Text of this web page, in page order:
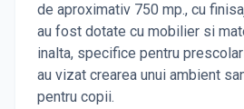
de aproximativ 750 mp., cu
au fost dotate cu mobilier si
inalta, specifice pentru
au vizat crearea unui ambient
pentru copii.